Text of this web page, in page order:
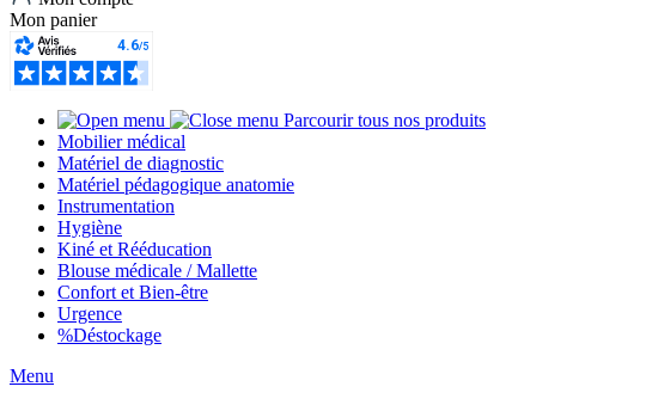
Mon panier
Parcourir tous nos produits
Mobilier médical
Matériel de diagnostic
Matériel pédagogique anatomie
Instrumentation
Hygiène
Kiné et Rééducation
Blouse médicale / Mallette
Confort et Bien-être
Urgence
%Déstockage
Menu